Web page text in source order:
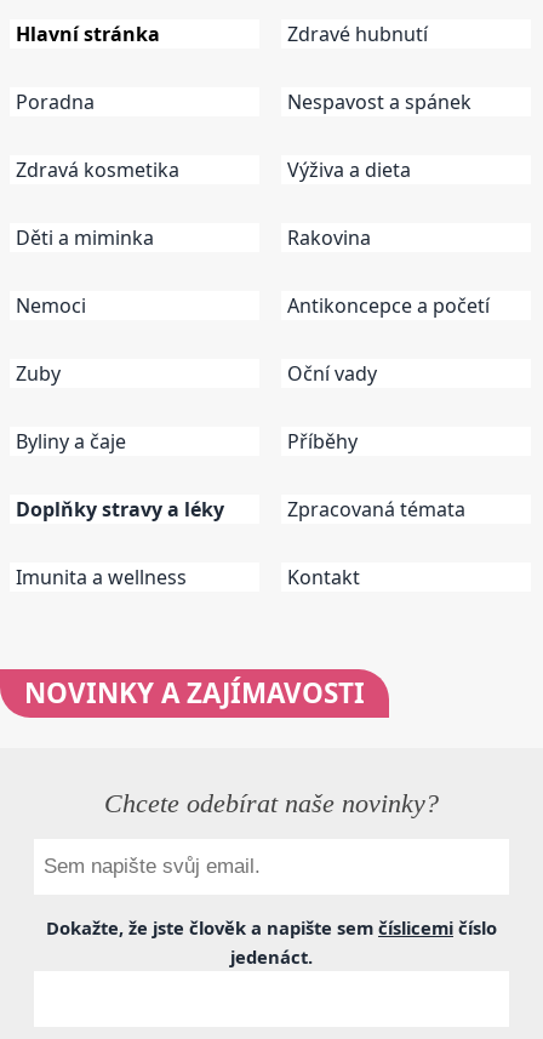
Hlavní stránka
Poradna
Zdravá kosmetika
Děti a miminka
Nemoci
Zuby
Byliny a čaje
Doplňky stravy a léky
Imunita a wellness
Zdravé hubnutí
Nespavost a spánek
Výživa a dieta
Rakovina
Antikoncepce a početí
Oční vady
Příběhy
Zpracovaná témata
Kontakt
NOVINKYA ZAJÍMAVOSTI
Chcete odebírat naše novinky?
Dokažte, že jste člověk a napište sem číslicemi číslo
jedenáct.